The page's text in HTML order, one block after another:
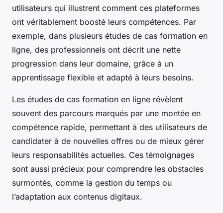
utilisateurs qui illustrent comment ces plateformes
ont véritablement boosté leurs compétences. Par
exemple, dans plusieurs études de cas formation en
ligne, des professionnels ont décrit une nette
progression dans leur domaine, grâce à un
apprentissage flexible et adapté à leurs besoins.
Les études de cas formation en ligne révèlent
souvent des parcours marqués par une montée en
compétence rapide, permettant à des utilisateurs de
candidater à de nouvelles offres ou de mieux gérer
leurs responsabilités actuelles. Ces témoignages
sont aussi précieux pour comprendre les obstacles
surmontés, comme la gestion du temps ou
l’adaptation aux contenus digitaux.